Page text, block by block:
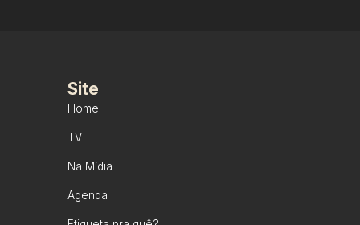
Site
Home
TV
Na Mídia
Agenda